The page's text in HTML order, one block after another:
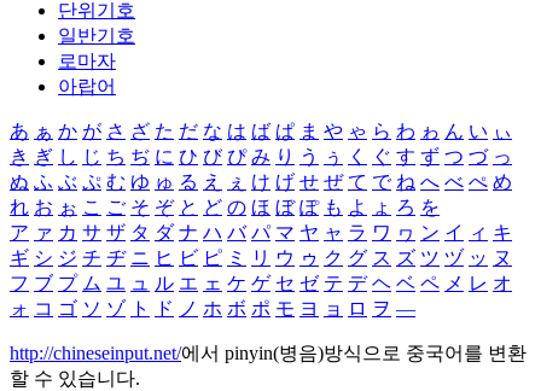
단위기호
일반기호
로마자
아랍어
あ ぁ か が さ ざ た だ な は ば ぱ ま や ゃ ら わ ゎ ん い ぃ
き ぎ し じ ち ぢ に ひ び ぴ み り う ぅ く ぐ す ず つ づ っ
ぬ ふ ぶ ぷ む ゆ ゅ る え ぇ け げ せ ぜ て で ね へ べ ぺ め
れ お ぉ こ ご そ ぞ と ど の ほ ぼ ぽ も よ ょ ろ を
ア ァ カ サ ザ タ ダ ナ ハ バ パ マ ヤ ャ ラ ワ ヮ ン イ ィ キ
ギ シ ジ チ ヂ ニ ヒ ビ ピ ミ リ ウ ゥ ク グ ス ズ ツ ヅ ッ ヌ
フ ブ プ ム ユ ュ ル エ ェ ケ ゲ セ ゼ テ デ ヘ ベ ペ メ レ オ
ォ コ ゴ ソ ゾ ト ド ノ ホ ボ ポ モ ヨ ョ ロ ヲ ―
http://chineseinput.net/에서 pinyin(병음)방식으로 중국어를 변환
할 수 있습니다.